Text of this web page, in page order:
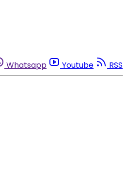
Whatsapp Youtube RSS